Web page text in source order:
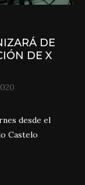
DE
DE X
desde el
Castelo